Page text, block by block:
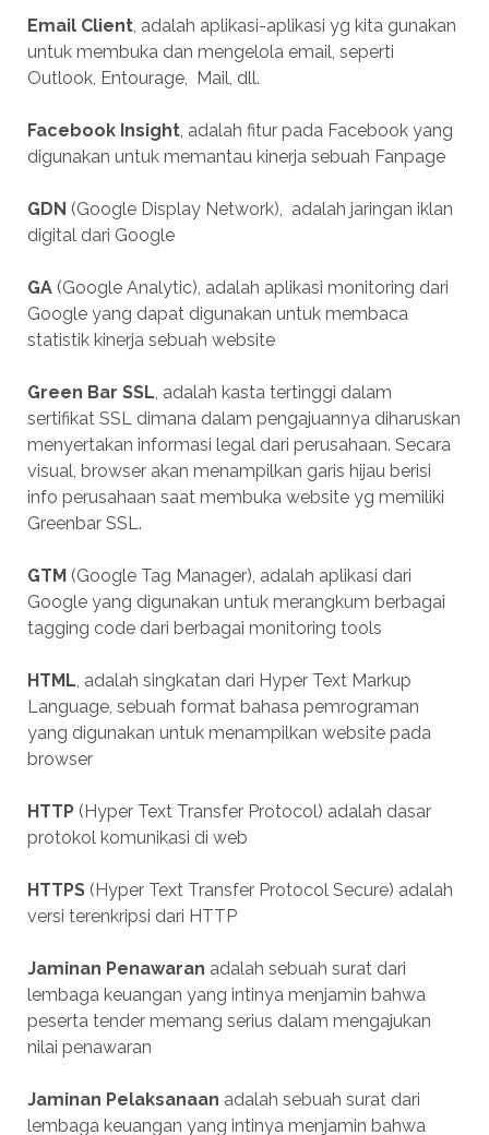
Email Client, adalah aplikasi-aplikasi yg kita gunakan
untuk membuka dan mengelola email, seperti
Outlook, Entourage, Mail, dll.
Facebook Insight, adalah fitur pada Facebook yang
digunakan untuk memantau kinerja sebuah Fanpage
GDN (Google Display Network), adalah jaringan iklan
digital dari Google
GA(Google Analytic), adalah aplikasi monitoring dari
Google yang dapat digunakan untuk membaca
statistik kinerja sebuah website
Green Bar SSL, adalah kasta tertinggi dalam
sertifikat SSL dimana dalam pengajuannya diharuskan
menyertakan informasi legal dari perusahaan. Secara
visual, browser akan menampilkan garis hijau berisi
info perusahaan saat membuka website yg memiliki
Greenbar SSL.
GTM(Google Tag Manager), adalah aplikasi dari
Google yang digunakan untuk merangkum berbagai
tagging code dari berbagai monitoring tools
HTML, adalah singkatan dari Hyper Text Markup
Language, sebuah format bahasa pemrograman
yang digunakan untuk menampilkan website pada
browser
HTTP(Hyper Text Transfer Protocol) adalah dasar
protokol komunikasi di web
HTTPS(Hyper Text Transfer Protocol Secure) adalah
versi terenkripsi dari HTTP
Jaminan Penawaran adalah sebuah surat dari
lembaga keuangan yang intinya menjamin bahwa
peserta tender memang serius dalam mengajukan
nilai penawaran
Jaminan Pelaksanaan adalah sebuah surat dari
lembaga keuangan yang intinya menjamin bahwa